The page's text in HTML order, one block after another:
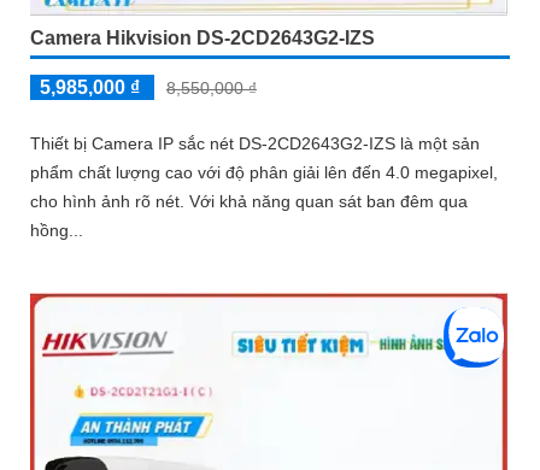
Camera Hikvision DS-2CD2643G2-IZS
5,985,000 ₫ 8,550,000 ₫
Thiết bị Camera IP sắc nét DS-2CD2643G2-IZS là một sản
phẩm chất lượng cao với độ phân giải lên đến 4.0 megapixel,
cho hình ảnh rõ nét. Với khả năng quan sát ban đêm qua
hồng...